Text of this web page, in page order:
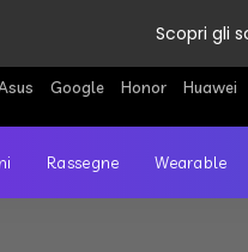
Scopri gli
Google Honor Huawei
Rassegne Wearable